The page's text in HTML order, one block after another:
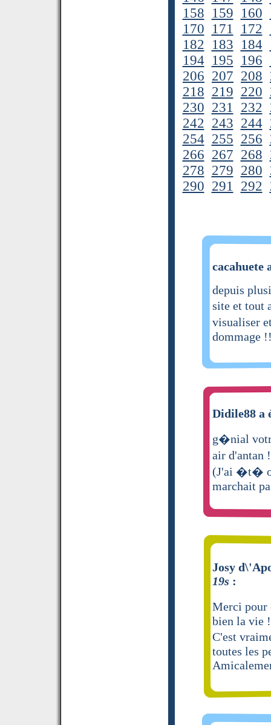
158 159 160
170 171 172
182 183 184
194 195 196
206 207 208
218 219 220
230 231 232
242 243 244
254 255 256
266 267 268
278 279 280
290 291 292
cacahuete
depuis
site et tout
visualiser
dommage
Didile88 a
g�nial
air d'antan
(J'ai �t�
marchait
Josy
19s :
Merci
bien la vie !
C'est
toutes les